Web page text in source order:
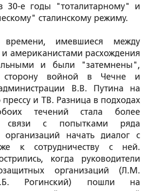
30-е годы "тоталитарному" и
сталинскому режиму.
имевшиеся между
американистами расхождения
и были "затемнены",
сторону войной в Чечне и
В.В. Путина на
и ТВ. Разница в подходах
течений стала более
связи с попытками ряда
организаций начать диалог с
к сотрудничеству с ней.
когда руководители
организаций (Л.М.
Рогинский) пошли на